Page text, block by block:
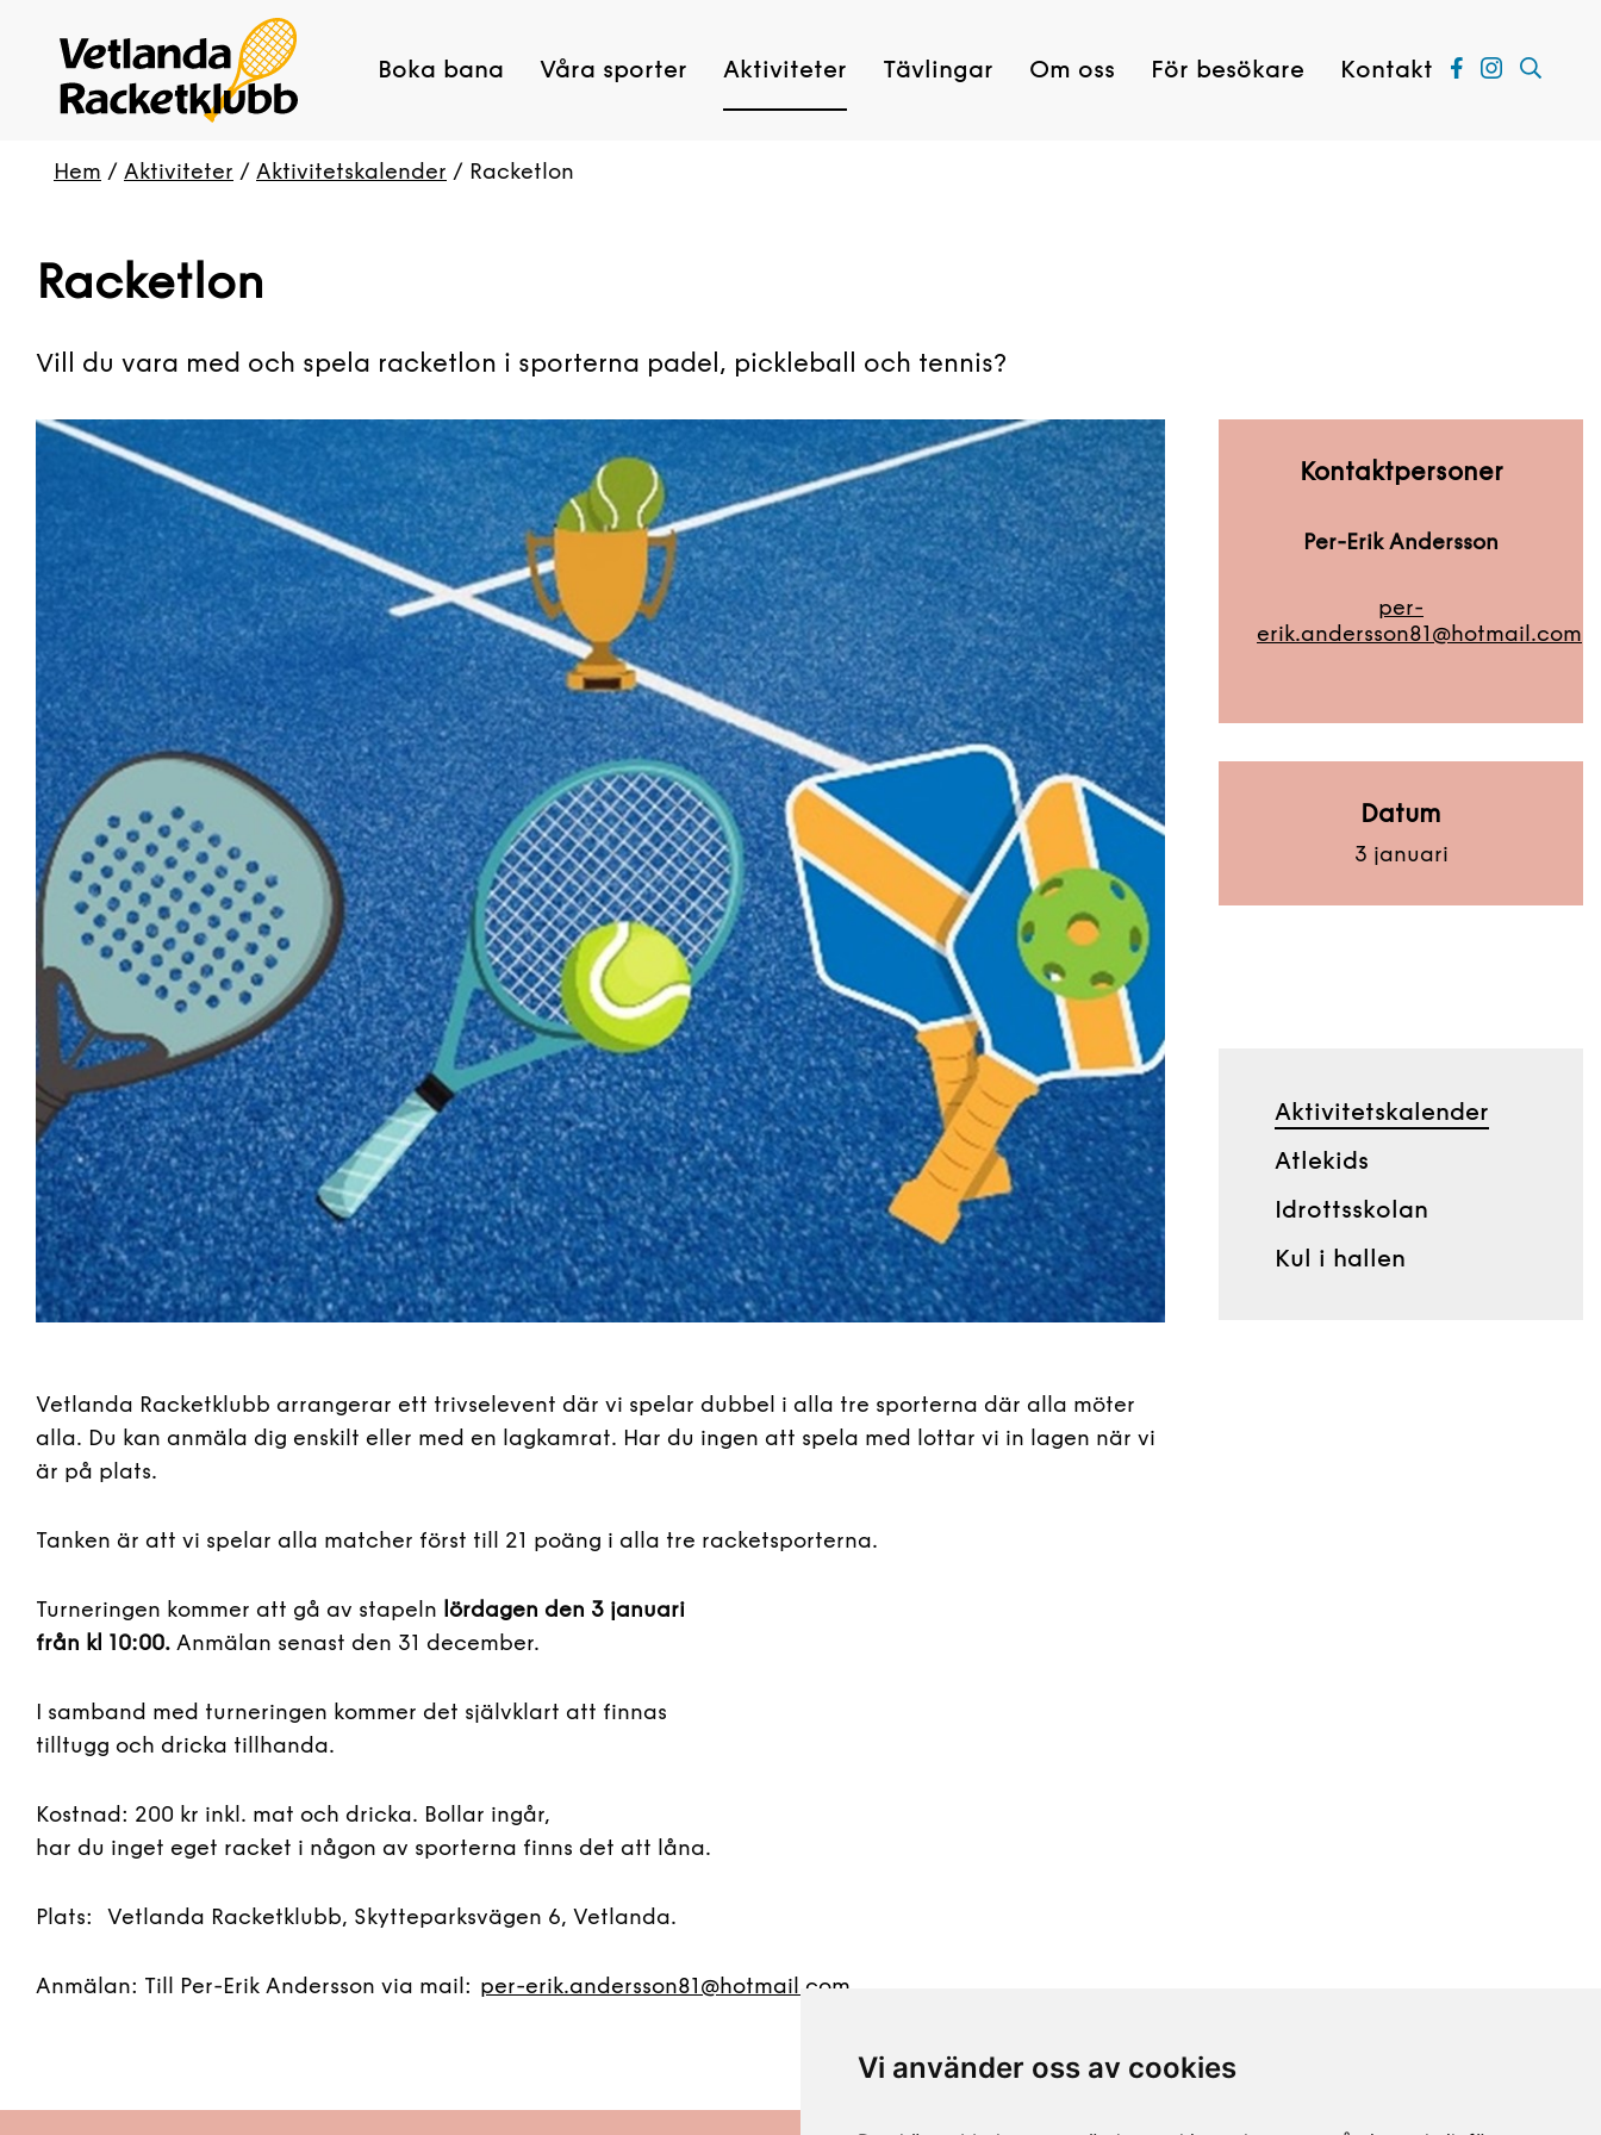
Vi använder oss av cookies
Boka bana Våra sporter Aktiviteter Tävlingar Om oss För besökare Kontakt
Hem / Aktiviteter / Aktivitetskalender / Racketlon
Racketlon
Vill du vara med och spela racketlon i sporterna padel, pickleball och tennis?
Vetlanda Racketklubb arrangerar ett trivselevent där vi spelar dubbel i alla tre sporterna där alla möter
alla. Du kan anmäla dig enskilt eller med en lagkamrat. Har du ingen att spela med lottar vi in lagen när vi
är på plats.
Tanken är att vi spelar alla matcher först till 21 poäng i alla tre racketsporterna.
Turneringen kommer att gå av stapeln lördagen den 3 januari
från kl 10:00. Anmälan senast den 31 december.
I samband med turneringen kommer det självklart att finnas
tilltugg och dricka tillhanda.
Kostnad: 200 kr inkl. mat och dricka. Bollar ingår,
har du inget eget racket i någon av sporterna finns det att låna.
Plats: Vetlanda Racketklubb, Skytteparksvägen 6, Vetlanda.
Anmälan: Till Per-Erik Andersson via mail: per-erik.andersson81@hotmail.com
Kontaktpersoner
Per-Erik Andersson
per-
erik.andersson81@hotmail.com
Datum
3 januari
Aktivitetskalender
Atlekids
Idrottsskolan
Kul i hallen